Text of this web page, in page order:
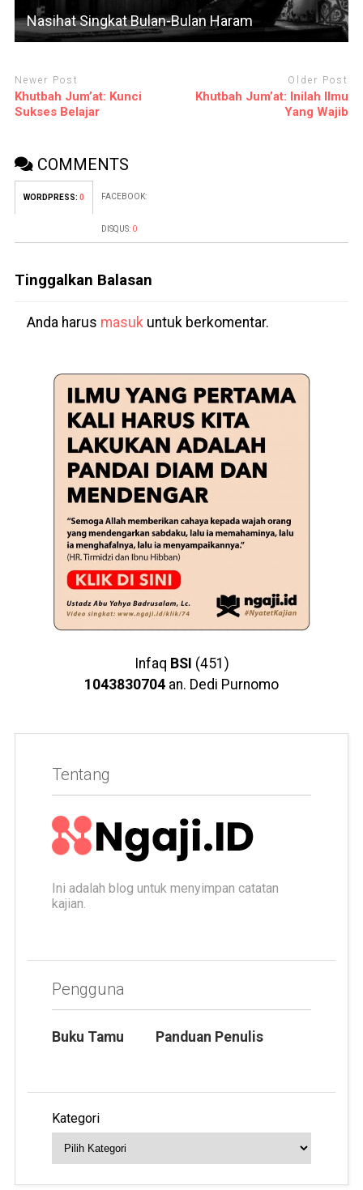
Nasihat Singkat Bulan-Bulan Haram
Newer Post
Khutbah Jum’at: Kunci
Sukses Belajar
Older Post
Khutbah Jum’at: Inilah Ilmu
Yang Wajib
COMMENTS
WORDPRESS: 0 FACEBOOK:
DISQUS: 0
Tinggalkan Balasan
Anda harus masukuntuk berkomentar.
Infaq BSI (451)
1043830704 an. Dedi Purnomo
Tentang
Ini adalah blog untuk menyimpan catatan
kajian.
Pengguna
Buku Tamu Panduan Penulis
Kategori